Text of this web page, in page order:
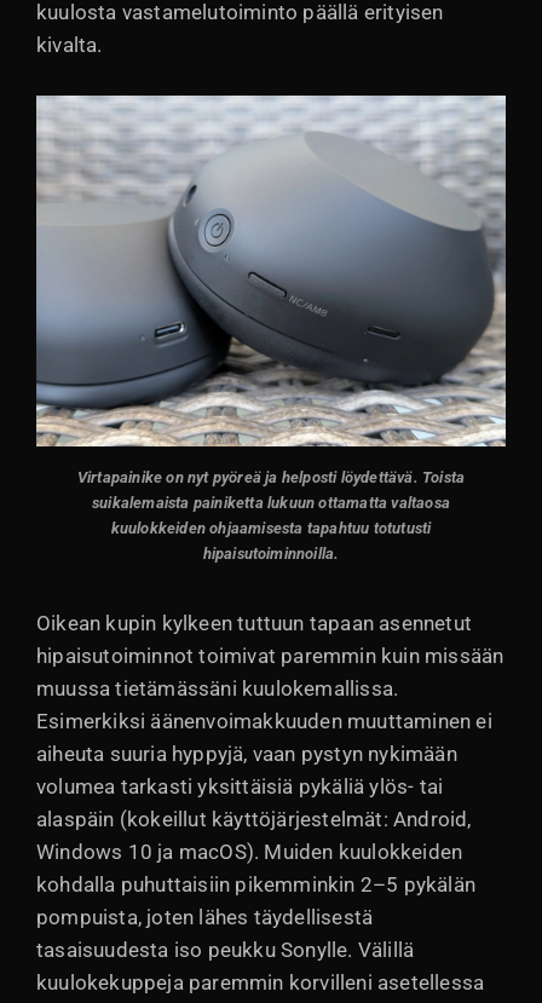
kuulosta vastamelutoiminto päällä erityisen
kivalta.
Virtapainike on nyt pyöreä ja helposti löydettävä. Toista
suikalemaista painiketta lukuun ottamatta valtaosa
kuulokkeiden ohjaamisesta tapahtuu totutusti
hipaisutoiminnoilla.
Oikean kupin kylkeen tuttuun tapaan asennetut
hipaisutoiminnot toimivat paremmin kuin missään
muussa tietämässäni kuulokemallissa.
Esimerkiksi äänenvoimakkuuden muuttaminen ei
aiheuta suuria hyppyjä, vaan pystyn nykimään
volumea tarkasti yksittäisiä pykäliä ylös- tai
alaspäin (kokeillut käyttöjärjestelmät: Android,
Windows 10 ja macOS). Muiden kuulokkeiden
kohdalla puhuttaisiin pikemminkin 2–5 pykälän
pompuista, joten lähes täydellisestä
tasaisuudesta iso peukku Sonylle. Välillä
kuulokekuppeja paremmin korvilleni asetellessa